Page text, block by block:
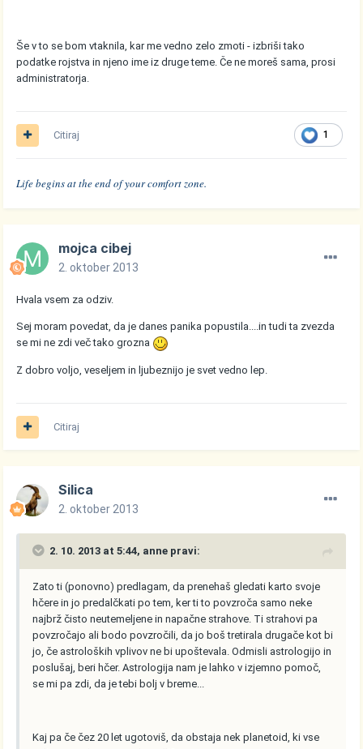
Še v to se bom vtaknila, kar me vedno zelo zmoti - izbriši tako
podatke rojstva in njeno ime iz druge teme. Če ne moreš sama, prosi
administratorja.
1
Citiraj
Life begins at the end of your comfort zone.
mojca cibej
2. oktober 2013
Hvala vsem za odziv.
Sej moram povedat, da je danes panika popustila....in tudi ta zvezda
se mi ne zdi več tako grozna
Z dobro voljo, veseljem in ljubeznijo je svet vedno lep.
Citiraj
Silica
2. oktober 2013
2. 10. 2013 at 5:44, anne pravi:
Zato ti (ponovno) predlagam, da prenehaš gledati karto svoje
hčere in jo predalčkati po tem, ker ti to povzroča samo neke
najbrž čisto neutemeljene in napačne strahove. Ti strahovi pa
povzročajo ali bodo povzročili, da jo boš tretirala drugače kot bi
jo, če astroloških vplivov ne bi upoštevala. Odmisli astrologijo in
poslušaj, beri hčer. Astrologija nam je lahko v izjemno pomoč,
se mi pa zdi, da je tebi bolj v breme...
Kaj pa če čez 20 let ugotoviš, da obstaja nek planetoid, ki vse